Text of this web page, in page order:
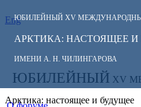
ЮБИЛЕЙНЫЙ XV
АРКТИКА: НАСТОЯЩЕЕ И
ИМЕНИ А. Н. ЧИЛИНГАРОВА
Eng
СЛЕДИТЕ ЗА
ФОРУМА:
ЮБИЛЕЙНЫЙ XV
Арктика: настоящее и будущее